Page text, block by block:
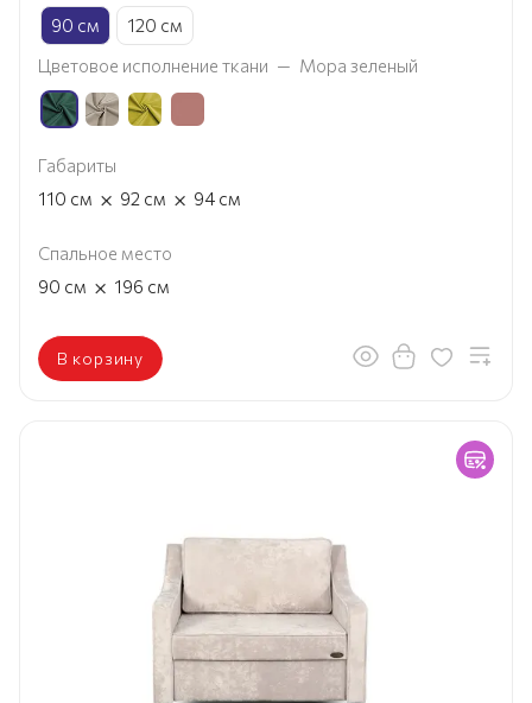
90 см
120 см
Цветовое исполнение ткани — Мора зеленый
Габариты
110 см × 92 см × 94 см
Спальное место
90 см × 196 см
В корзину